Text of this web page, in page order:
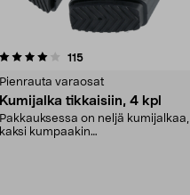
115arvostelut
Pienrauta varaosat
Kumijalka tikkaisiin, 4 kpl
Pakkauksessa on neljä kumijalkaa,
kaksi kumpaakin
4.5 viidestä